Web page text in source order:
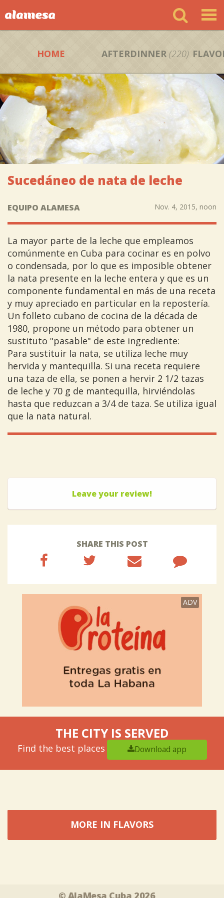
HOME AFTERDINNER (220)
Sucedáneo de nata de leche
EQUIPO ALAMESA Nov. 4, 2015, noon
La mayor parte de la leche que empleamos
comúnmente en Cuba para cocinar es en polvo
o condensada, por lo que es imposible obtener
la nata presente en la leche entera y que es un
componente fundamental en más de una receta
y muy apreciado en particular en la repostería.
Un folleto cubano de cocina de la década de
1980, propone un método para obtener un
sustituto "pasable" de este ingrediente:
Para sustituir la nata, se utiliza leche muy
hervida y mantequilla. Si una receta requiere
una taza de ella, se ponen a hervir 2 1/2 tazas
de leche y 70 g de mantequilla, hirviéndolas
hasta que reduzcan a 3/4 de taza. Se utiliza igual
que la nata natural.
Leave your review!
SHARE THIS POST
ADV
THE CITY IS SERVED
Find the best places Download app
MORE IN FLAVORS